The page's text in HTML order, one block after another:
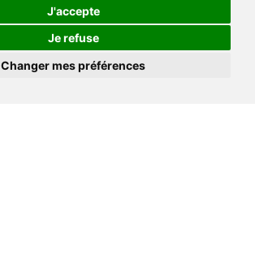
J'accepte
Je refuse
Changer mes préférences